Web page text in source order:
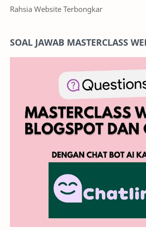
Rahsia Website Terbongkar
SOAL JAWAB MASTERCLASS